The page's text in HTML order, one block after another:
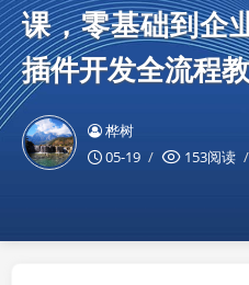
课，零基础到企
插件开发全流程
桦树
05-19
153阅读